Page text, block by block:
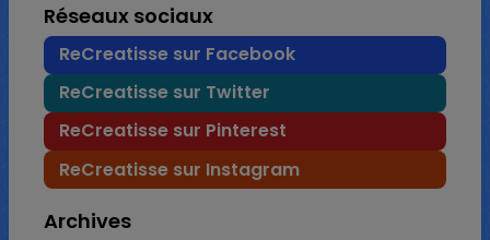
Réseaux sociaux
ReCreatisse sur Facebook
ReCreatisse sur Twitter
ReCreatisse sur Pinterest
ReCreatisse sur Instagram
Archives